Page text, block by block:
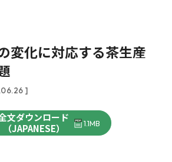
変化に対応する茶生産
]
文ダウンロード
（JAPANESE）
1.1MB